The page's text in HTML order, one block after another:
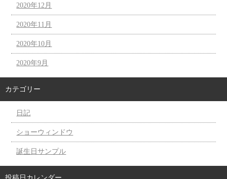
2020年12月
2020年11月
2020年10月
2020年9月
カテゴリー
日記
ショーウィンドウ
誕生日サンプル